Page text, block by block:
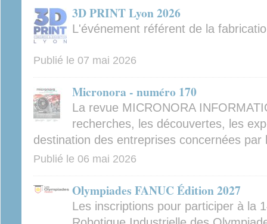
3D PRINT Lyon 2026
L'événement référent de la
Publié le 07 mai 2026
Micronora - numéro 170
La revue MICRONORA
recherches, les découvertes, les
destination des entreprises concernées
Publié le 06 mai 2026
Olympiades FANUC Édition 2027
Les inscriptions pour participer à la